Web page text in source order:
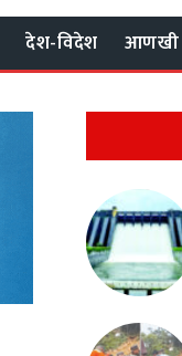
देश-विदेश आणखी